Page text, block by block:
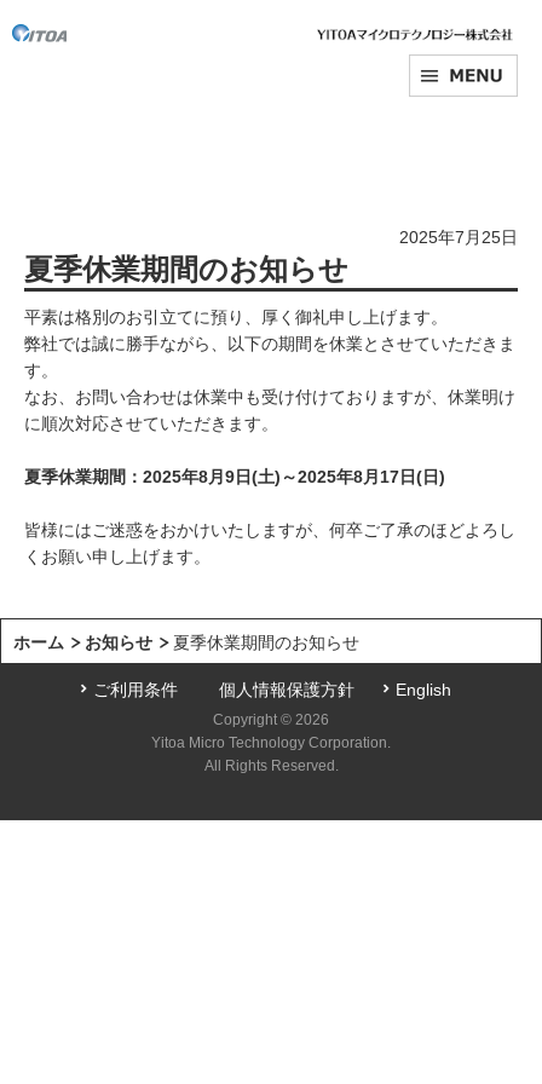
2025年7月25日
夏季休業期間のお知らせ
平素は格別のお引立てに預り、厚く御礼申し上げます。
弊社では誠に勝手ながら、以下の期間を休業とさせていただきま
す。
なお、お問い合わせは休業中も受け付けておりますが、休業明け
に順次対応させていただきます。
夏季休業期間：2025年8月9日(土)～2025年8月17日(日)
皆様にはご迷惑をおかけいたしますが、何卒ご了承のほどよろし
くお願い申し上げます。
ホーム お知らせ 夏季休業期間のお知らせ
ご利用条件 個人情報保護方針 English
Copyright © 2026
Yitoa Micro Technology Corporation.
All Rights Reserved.